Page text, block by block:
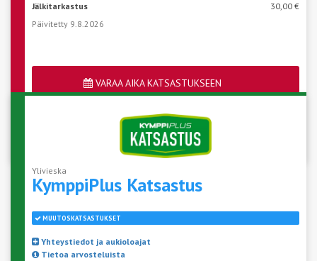
Jälkitarkastus
30,00 €
Päivitetty 9.8.2026
VARAA AIKA KATSASTUKSEEN
Katso aseman vapaat ajat
Ylivieska
KymppiPlus Katsastus
MUUTOSKATSASTUKSET
Yhteystiedot ja aukioloajat
Tietoa arvosteluista